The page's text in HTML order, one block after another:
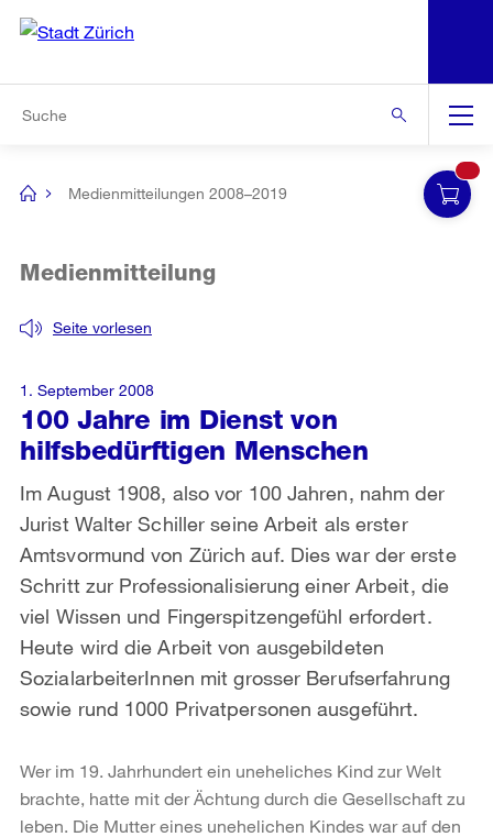
Navigation
[no
Medienmitteilungen 2008–2019
100 Jahre im Dienst von
hilfsbedürftigen Menschen
Seite vorlesen
Medienmitteilung
Im August 1908, also vor 100 Jahren, nahm der
Jurist Walter Schiller seine Arbeit als erster
Amtsvormund von Zürich auf. Dies war der erste
Schritt zur Professionalisierung einer Arbeit, die
viel Wissen und Fingerspitzengefühl erfordert.
Heute wird die Arbeit von ausgebildeten
SozialarbeiterInnen mit grosser Berufserfahrung
sowie rund 1000 Privatpersonen ausgeführt.
1. September 2008
Wer im 19. Jahrhundert ein uneheliches Kind zur Welt
brachte, hatte mit der Ächtung durch die Gesellschaft zu
leben. Die Mutter eines unehelichen Kindes war auf den